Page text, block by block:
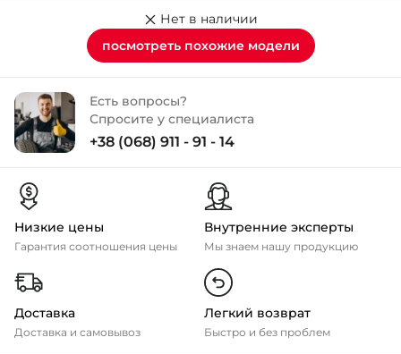
+38 (068)-923-74-19
- Калиновая
Нет в наличии
посмотреть похожие модели
Есть вопросы?
Спросите у специалиста
+38 (068) 911 - 91 - 14
Низкие цены
Гарантия соотношения цены
Внутренние эксперты
Мы знаем нашу продукцию
Доставка
Доставка и самовывоз
Легкий возврат
Быстро и без проблем